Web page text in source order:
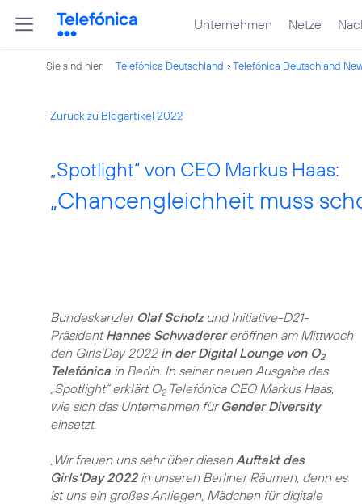
Unternehmen Netze
Sie sind hier: Telefónica Deutschland Telefónica Deutschland
Zurück zu Blogartikel 2022
„Spotlight“ von CEO Markus Haas:
„Chancengleichheit muss
Bundeskanzler Olaf Scholzund Initiative-D21-
PräsidentHannes Schwaderereröffnen am Mittwoch
den Girls‘Day 2022 in der Digital Lounge von O2
Telefónica in Berlin. In seiner neuen Ausgabe des
„Spotlight“ erklärt O2Telefónica CEO Markus Haas,
wie sich das Unternehmen für Gender Diversity
einsetzt.
„Wir freuen uns sehr über diesenAuftakt des
Girls‘Day 2022in unseren Berliner Räumen, denn es
ist uns ein großes Anliegen, Mädchen für digitale